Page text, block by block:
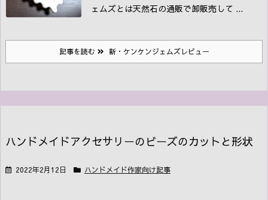
ェムズとは天然石の通販で卸販売して ...
記事を読む 新・ケンケンジェムズレビュー
ハンドメイドアクセサリーのビーズのカットと形状
2022年2月12日 ハンドメイド作家向け記事